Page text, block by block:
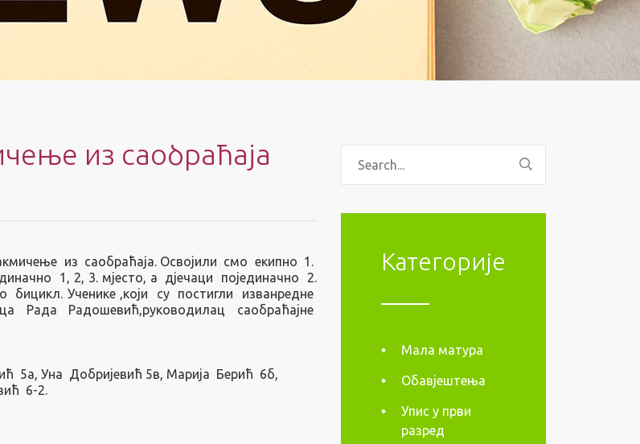
из саобраћаја
из саобраћаја. Oсвојили смо екипно 1.
1, 2, 3. мјесто, а дјечаци појединачно 2.
Ученике ,који су постигли изванредне
Рада Радошевић,руководилац саобраћајне
5а, Уна Добријевић 5в, Марија Берић 6б,
6-2.
Категорије
Мала матура
Обавјештења
Упис у први
разред